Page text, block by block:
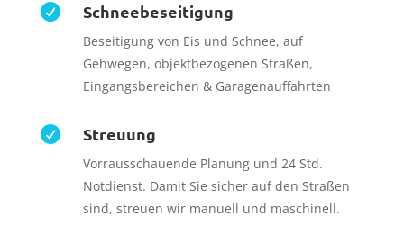
 Schneebeseitigung
Beseitigung von Eis und Schnee, auf
Gehwegen, objektbezogenen Straßen,
Eingangsbereichen & Garagenauffahrten
 Streuung
Vorrausschauende Planung und 24 Std.
Notdienst. Damit Sie sicher auf den Straßen
sind, streuen wir manuell und maschinell.